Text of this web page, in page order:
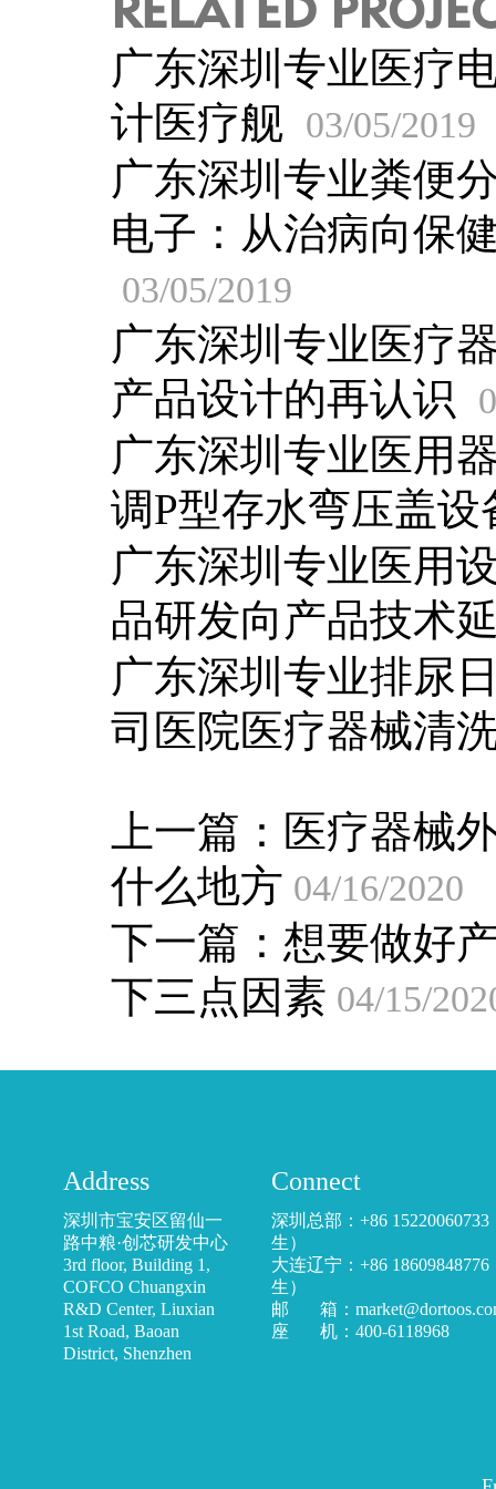
RELATED
广东深圳专业医疗
计医疗舰 03/05/2019
广东深圳专业粪便
电子：从治病向保
03/05/2019
广东深圳专业医疗
产品设计的再认识
广东深圳专业医用
调P型存水弯压盖
广东深圳专业医用
品研发向产品技术
广东深圳专业排尿
司医院医疗器械清
上一篇： 医疗器械
什么地方 04/16/2020
下一篇： 想要做好
下三点因素 04/15/
Address
深圳市宝安区留仙一
路中粮·创芯研发中心
3rd floor, Building 1,
COFCO Chuangxin
R&D Center, Liuxian
1st Road, Baoan
District, Shenzhen
Connect
深圳总部：+86 15220060733
生）
大连辽宁：+86
生）
邮 箱：
座 机：400-6118968